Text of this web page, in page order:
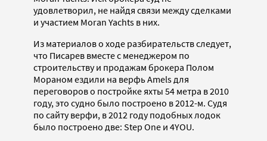
удовлетворил, не найдя связи между сделками
и участием Moran Yachts в них.
Из материалов о ходе разбирательств следует,
что Писарев вместе с менеджером по
строительству и продажам брокера Полом
Мораном ездили на верфь Amels для
переговоров о постройке яхты 54 метра в 2010
году, это судно было построено в 2012-м. Судя
по сайту верфи, в 2012 году подобных лодок
было построено две: Step One и 4YOU.